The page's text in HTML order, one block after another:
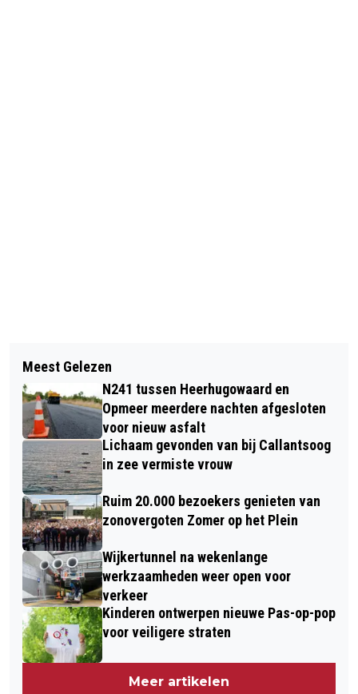
15E EDITIE WANDEL4DAAGSE
ALKMAAR VAN START
VRACHTWAGEN KANTELT NA
BOTSING MET AUTO’S OP N242 BIJ
HEERHUGOWAARD; WEG TIJDELIJK
AFGEZET
Meest Gelezen
N241 tussen Heerhugowaard en
Opmeer meerdere nachten afgesloten
voor nieuw asfalt
Lichaam gevonden van bij Callantsoog
in zee vermiste vrouw
Ruim 20.000 bezoekers genieten van
zonovergoten Zomer op het Plein
Wijkertunnel na wekenlange
werkzaamheden weer open voor
verkeer
Kinderen ontwerpen nieuwe Pas-op-pop
voor veiligere straten
Meer artikelen